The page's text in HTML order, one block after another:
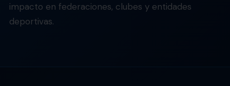
impacto en federaciones, clubes y entidades
deportivas.